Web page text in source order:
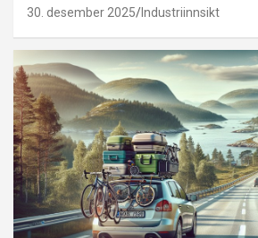
30. desember 2025 Industriinnsikt